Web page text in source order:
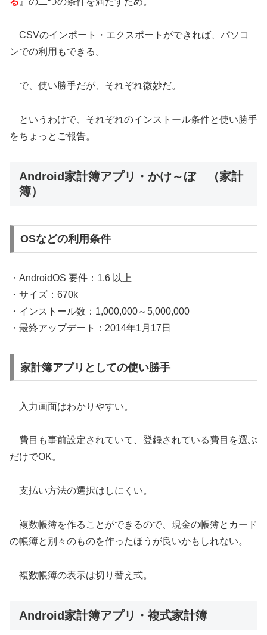
CSVのインポート・エクスポートができれば、パソコ
ンでの利用もできる。
で、使い勝手だが、それぞれ微妙だ。
というわけで、それぞれのインストール条件と使い勝手
をちょっとご報告。
Android家計簿アプリ・かけ～ぼ （家計
簿）
OSなどの利用条件
・AndroidOS 要件：1.6 以上
・サイズ：670k
・インストール数：1,000,000～5,000,000
・最終アップデート：2014年1月17日
家計簿アプリとしての使い勝手
入力画面はわかりやすい。
費目も事前設定されていて、登録されている費目を選ぶ
だけでOK。
支払い方法の選択はしにくい。
複数帳簿を作ることができるので、現金の帳簿とカード
の帳簿と別々のものを作ったほうが良いかもしれない。
複数帳簿の表示は切り替え式。
Android家計簿アプリ・複式家計簿